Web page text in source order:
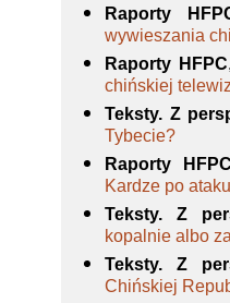
Raporty
wywieszania
Raporty HFPC
chińskiej
Teksty. Z
Tybecie?
Raporty HFPC
Kardze po
Teksty. Z
kopalnie albo
Teksty. Z
Chińskiej